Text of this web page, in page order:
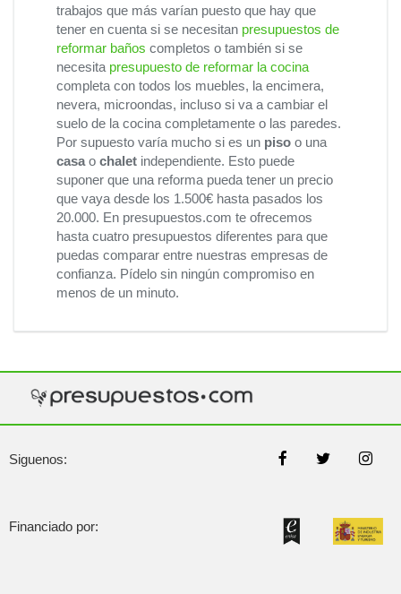
trabajos que más varían puesto que hay que
tener en cuenta si se necesitan presupuestos de
reformar baños completos o también si se
necesita presupuesto de reformar la cocina
completa con todos los muebles, la encimera,
nevera, microondas, incluso si va a cambiar el
suelo de la cocina completamente o las paredes.
Por supuesto varía mucho si es un piso o una
casa o chalet independiente. Esto puede
suponer que una reforma pueda tener un precio
que vaya desde los 1.500€ hasta pasados los
20.000. En presupuestos.com te ofrecemos
hasta cuatro presupuestos diferentes para que
puedas comparar entre nuestras empresas de
confianza. Pídelo sin ningún compromiso en
menos de un minuto.
Siguenos:
Financiado por: